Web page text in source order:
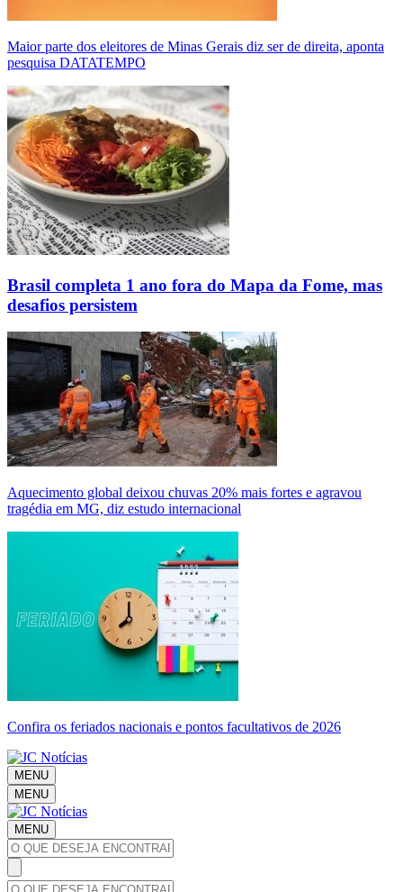
Maior parte dos eleitores de Minas Gerais diz ser de direita, aponta
pesquisa DATATEMPO
Brasil completa 1 ano fora do Mapa da Fome, mas
desafios persistem
Aquecimento global deixou chuvas 20% mais fortes e agravou
tragédia em MG, diz estudo internacional
Confira os feriados nacionais e pontos facultativos de 2026
MENU
MENU
MENU